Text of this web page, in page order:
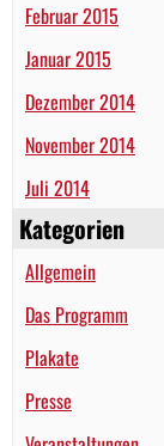
Februar 2015
Januar 2015
Dezember 2014
November 2014
Juli 2014
Kategorien
Allgemein
Das Programm
Plakate
Presse